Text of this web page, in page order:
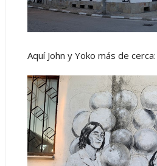
Aquí John y Yoko más de cerca: